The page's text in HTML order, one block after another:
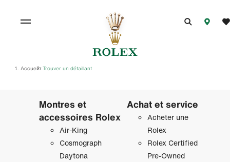
Accueil/ Trouver un détaillant
Montres et
accessoires Rolex
Air‑King
Cosmograph
Daytona
Achat et service
Acheter une
Rolex
Rolex Certified
Pre-Owned